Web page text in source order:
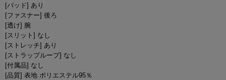
[パッド] あり
[ファスナー] 後ろ
[透け] 腕
[スリット] なし
[ストレッチ] あり
[ストラップループ] なし
[付属品] なし
[品質] 表地 ポリエステル95％